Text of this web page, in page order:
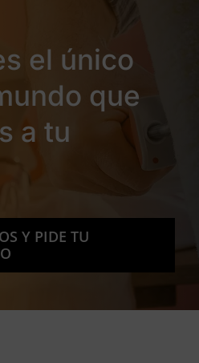
el único
que
a tu
Y PIDE TU